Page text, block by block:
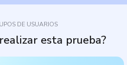
DE USUARIOS
esta prueba?